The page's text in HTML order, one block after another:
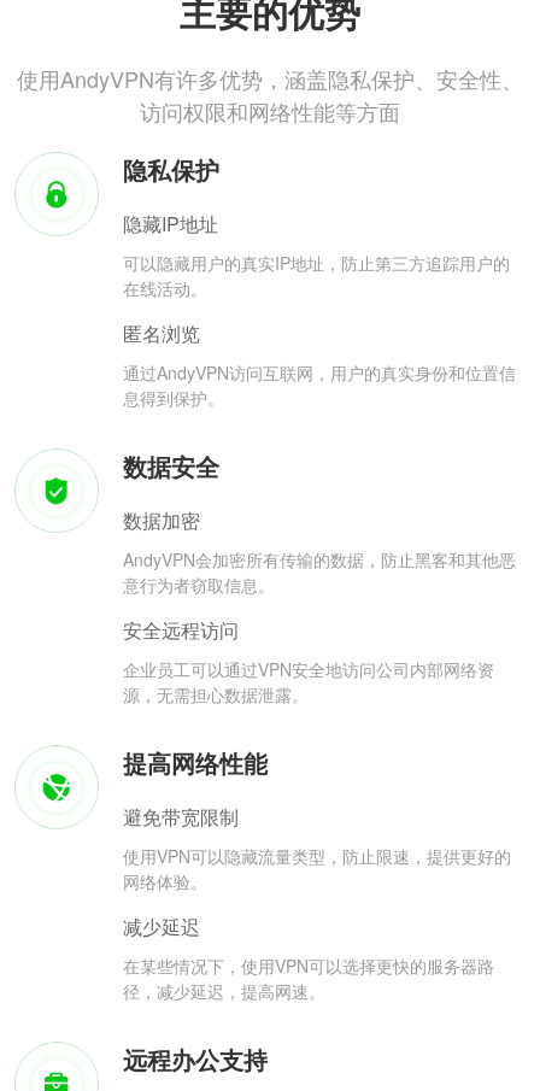
主要的优势
使用AndyVPN有许多优势，涵盖隐私保护、安全性、
访问权限和网络性能等方面
隐私保护
隐藏IP地址
可以隐藏用户的真实IP地址，防止第三方追踪用户的
在线活动。
匿名浏览
通过AndyVPN访问互联网，用户的真实身份和位置信
息得到保护。
数据安全
数据加密
AndyVPN会加密所有传输的数据，防止黑客和其他恶
意行为者窃取信息。
安全远程访问
企业员工可以通过VPN安全地访问公司内部网络资
源，无需担心数据泄露。
提高网络性能
避免带宽限制
使用VPN可以隐藏流量类型，防止限速，提供更好的
网络体验。
减少延迟
在某些情况下，使用VPN可以选择更快的服务器路
径，减少延迟，提高网速。
远程办公支持